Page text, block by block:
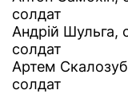
солдат
Андрій Шульга,
солдат
Артем
солдат